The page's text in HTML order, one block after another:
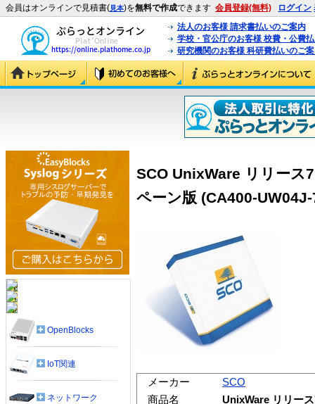
会員はオンラインで見積書(見本)を無料で作成できます 会員登録(無料) ログイン
法人のお客様 請求書払いのご案内
学校・官公庁のお客様 校費・公費
研究機関のお客様 科研費払いのご
SCO UnixWare リリース
ペーン版 (CA400-
メーカー
SCO
商品名
UnixWare リリー
OpenBlocks
IoT関連
ネットワーク